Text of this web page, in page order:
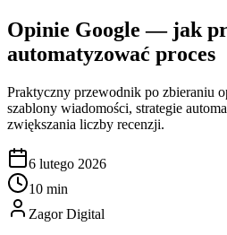
Opinie Google — jak
automatyzować proces
Praktyczny przewodnik po zbieraniu
szablony wiadomości, strategie
zwiększania liczby recenzji.
6 lutego 2026
10 min
Zagor Digital